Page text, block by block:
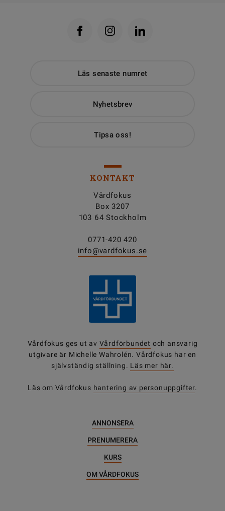
Läs senaste numret
Nyhetsbrev
Tipsa oss!
KONTAKT
Vårdfokus
Box 3207
103 64 Stockholm
0771-420 420
info@vardfokus.se
Vårdfokus ges ut av Vårdförbundet och ansvarig
utgivare är Michelle Wahrolén. Vårdfokus har en
självständig ställning. Läs mer här.
Läs om Vårdfokus hantering av personuppgifter.
ANNONSERA
PRENUMERERA
KURS
OM VÅRDFOKUS